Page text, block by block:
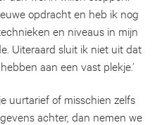
opdracht en heb ik nog
en niveaus in mijn
Uiteraard sluit ik niet uit dat
aan een vast plekje.’
uurtarief of misschien zelfs
achter, dan nemen we